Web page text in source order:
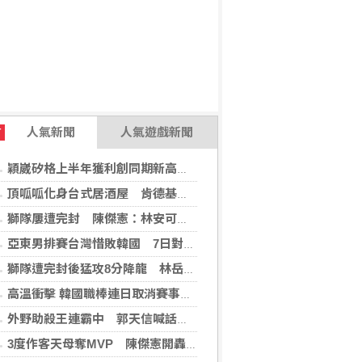
人氣新聞 人氣遊戲新聞
穎崴矽格上半年獲利創同期新高 AI先進製程需求帶動
頂呱呱化身台式居酒屋 肯德基聯名EVA攻漫迷
獅隊屢遭完封 陳傑憲：林安可這種天才也願改變
亞東男排賽台灣惜敗韓國 7日對戰日本拚4強
獅隊遭完封後猛攻8分降龍 林岳平：總是要發揮
高溫衝擊 韓國職棒連日取消賽事、11日起晚間7時開打
外野助殺王連霸中 郭天信喊話挑戰生涯百助殺
3度作客天母奪MVP 陳傑憲開轟擊退雙殺心魔